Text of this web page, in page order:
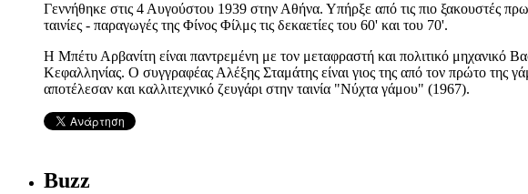
Γεννήθηκε στις 4 Αυγούστου 1939 στην Αθήνα. Υπήρξε από τις πιο ξακουστές
ταινίες - παραγωγές της Φίνος Φίλμς τις δεκαετίες του 60' και του 70'.
Η Μπέτυ Αρβανίτη είναι παντρεμένη με τον μεταφραστή και πολιτικό μηχανικό
Κεφαλληνίας. Ο συγγραφέας Αλέξης Σταμάτης είναι γιος της από τον πρώτο της
αποτέλεσαν και καλλιτεχνικό ζευγάρι στην ταινία "Νύχτα γάμου" (1967).
Buzz